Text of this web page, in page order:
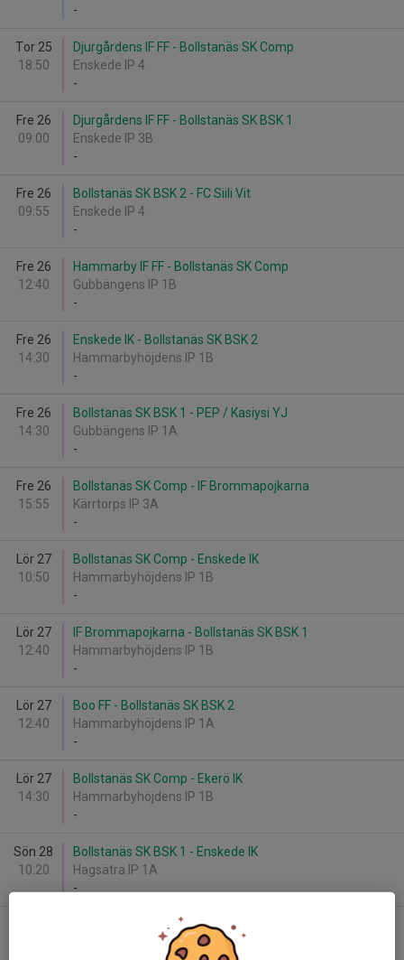
-
Tor 25
18:50
Djurgårdens IF FF - Bollstanäs SK Comp
Enskede IP 4
-
Fre 26
09:00
Djurgårdens IF FF - Bollstanäs SK BSK 1
Enskede IP 3B
-
Fre 26
09:55
Bollstanäs SK BSK 2 - FC Siili Vit
Enskede IP 4
-
Fre 26
12:40
Hammarby IF FF - Bollstanäs SK Comp
Gubbängens IP 1B
-
Fre 26
14:30
Enskede IK - Bollstanäs SK BSK 2
Hammarbyhöjdens IP 1B
-
Fre 26
14:30
Bollstanäs SK BSK 1 - PEP / Kasiysi YJ
Gubbängens IP 1A
-
Fre 26
15:55
Bollstanäs SK Comp - IF Brommapojkarna
Kärrtorps IP 3A
-
Lör 27
10:50
Bollstanäs SK Comp - Enskede IK
Hammarbyhöjdens IP 1B
-
Lör 27
12:40
IF Brommapojkarna - Bollstanäs SK BSK 1
Hammarbyhöjdens IP 1B
-
Lör 27
12:40
Boo FF - Bollstanäs SK BSK 2
Hammarbyhöjdens IP 1A
-
Lör 27
14:30
Bollstanäs SK Comp - Ekerö IK
Hammarbyhöjdens IP 1B
-
Sön 28
10:20
Bollstanäs SK BSK 1 - Enskede IK
Hagsätra IP 1A
-
Bollstanäs SK BSK 2 - Boo FF
Bagarmossens BP 1A